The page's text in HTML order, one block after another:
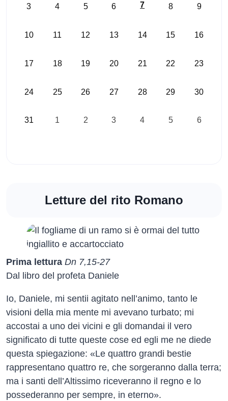
3 4 5 6 7 8 9
10 11 12 13 14 15 16
17 18 19 20 21 22 23
24 25 26 27 28 29 30
31 1 2 3 4 5 6
Letture del rito Romano
Prima lettura Dn 7,15-27
Dal libro del profeta Daniele
Io, Daniele, mi sentii agitato nell’animo, tanto le
visioni della mia mente mi avevano turbato; mi
accostai a uno dei vicini e gli domandai il vero
significato di tutte queste cose ed egli me ne diede
questa spiegazione: «Le quattro grandi bestie
rappresentano quattro re, che sorgeranno dalla terra;
ma i santi dell’Altissimo riceveranno il regno e lo
possederanno per sempre, in eterno».